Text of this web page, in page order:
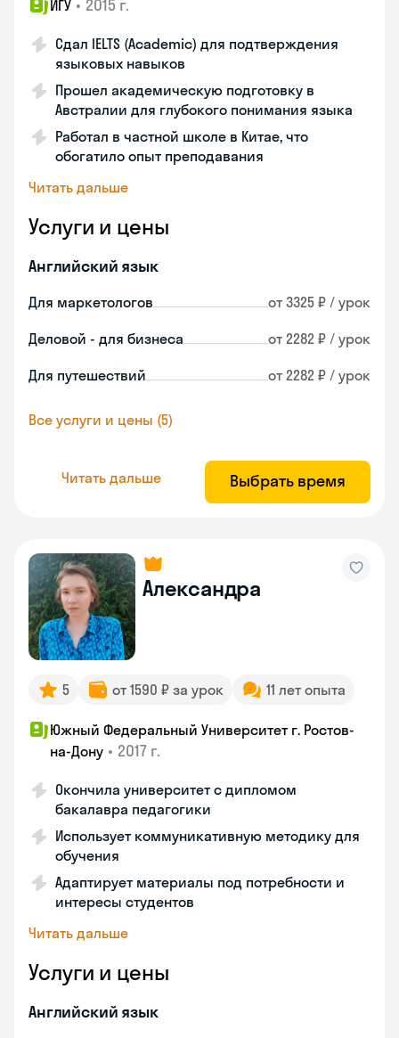
ИГУ • 2015 г.
Сдал IELTS (Academic) для подтверждения
языковых навыков
Прошел академическую подготовку в
Австралии для глубокого понимания языка
Работал в частной школе в Китае, что
обогатило опыт преподавания
Читать дальше
Услуги и цены
Английский язык
Для маркетологов от 3325 ₽ / урок
Деловой - для бизнеса от 2282 ₽ / урок
Для путешествий от 2282 ₽ / урок
Все услуги и цены (5)
Читать дальше Выбрать время
Александра
5 от 1590 ₽ за урок 11 лет опыта
Южный Федеральный Университет г. Ростов-
на-Дону • 2017 г.
Окончила университет с дипломом
бакалавра педагогики
Использует коммуникативную методику для
обучения
Адаптирует материалы под потребности и
интересы студентов
Читать дальше
Услуги и цены
Английский язык